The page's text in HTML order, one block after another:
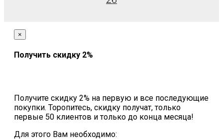
×
Получить скидку 2%
Получите скидку 2% на первую и все последующие
покупки. Торопитесь, скидку получат, только
первые 50 клиентов и только до конца месяца!
Для этого Вам необходимо: